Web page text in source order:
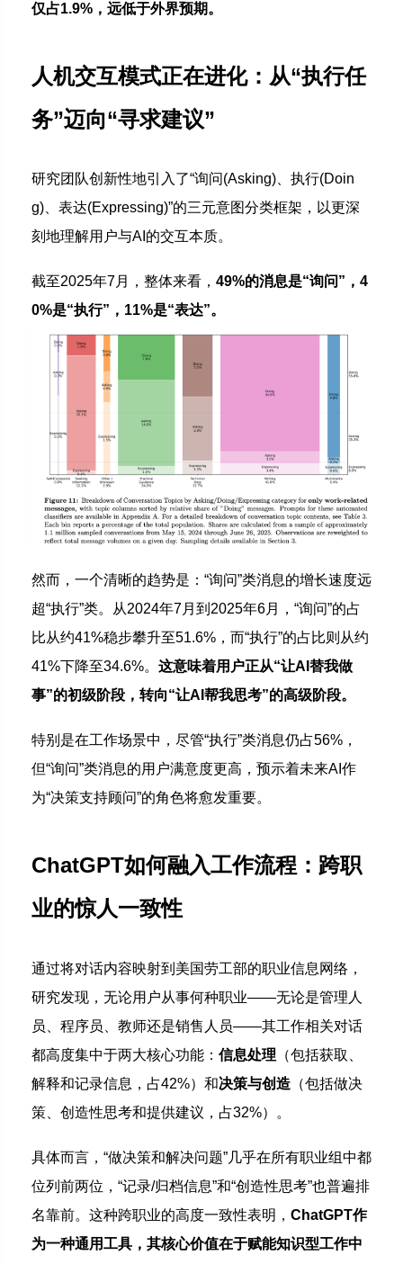
仅占1.9%，远低于外界预期。
人机交互模式正在进化：从“执行任
务”迈向“寻求建议”
研究团队创新性地引入了“询问(Asking)、执行(Doin
g)、表达(Expressing)”的三元意图分类框架，以更深
刻地理解用户与AI的交互本质。
截至2025年7月，整体来看， 49%的消息是“询问”，4
0%是“执行”，11%是“表达”。
然而，一个清晰的趋势是：“询问”类消息的增长速度远
超“执行”类。从2024年7月到2025年6月，“询问”的占
比从约41%稳步攀升至51.6%，而“执行”的占比则从约
41%下降至34.6%。 这意味着用户正从“让AI替我做
事”的初级阶段，转向“让AI帮我思考”的高级阶段。
特别是在工作场景中，尽管“执行”类消息仍占56%，
但“询问”类消息的用户满意度更高，预示着未来AI作
为“决策支持顾问”的角色将愈发重要。
ChatGPT如何融入工作流程：跨职
业的惊人一致性
通过将对话内容映射到美国劳工部的职业信息网络，
研究发现，无论用户从事何种职业——无论是管理人
员、程序员、教师还是销售人员——其工作相关对话
都高度集中于两大核心功能： 信息处理 （包括获取、
解释和记录信息，占42%）和决策与创造 （包括做决
策、创造性思考和提供建议，占32%）。
具体而言，“做决策和解决问题”几乎在所有职业组中都
位列前两位，“记录/归档信息”和“创造性思考”也普遍排
名靠前。这种跨职业的高度一致性表明， ChatGPT作
为一种通用工具，其核心价值在于赋能知识型工作中